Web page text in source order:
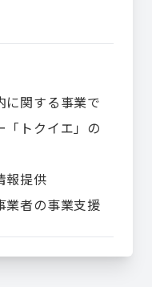
関する事業で
「トクイエ」の
報提供
者の事業支援